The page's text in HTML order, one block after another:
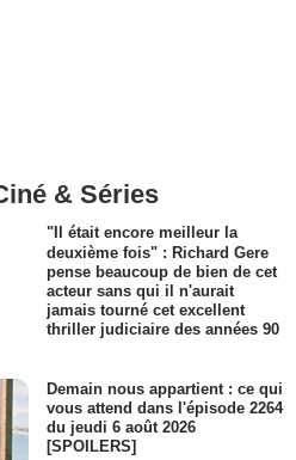
& Séries
"Il était encore meilleur la
deuxième fois" : Richard Gere
pense beaucoup de bien de cet
acteur sans qui il n'aurait
jamais tourné cet excellent
thriller judiciaire des années 90
Demain nous appartient : ce qui
vous attend dans l'épisode 2264
du jeudi 6 août 2026
[SPOILERS]